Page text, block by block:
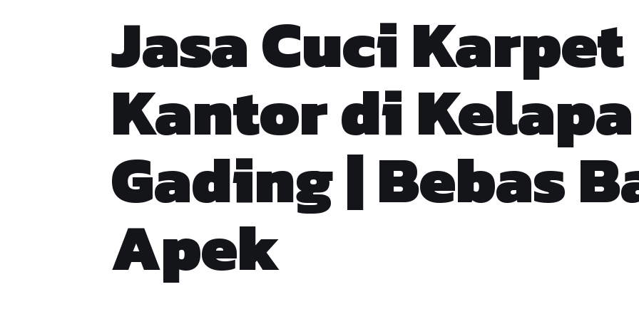
Jasa Cuci Karpet
Kantor di Kelapa
Gading | Bebas
Apek